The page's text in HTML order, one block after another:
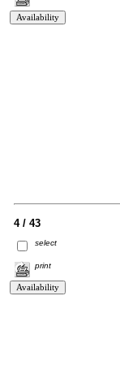
4 / 43
select
print